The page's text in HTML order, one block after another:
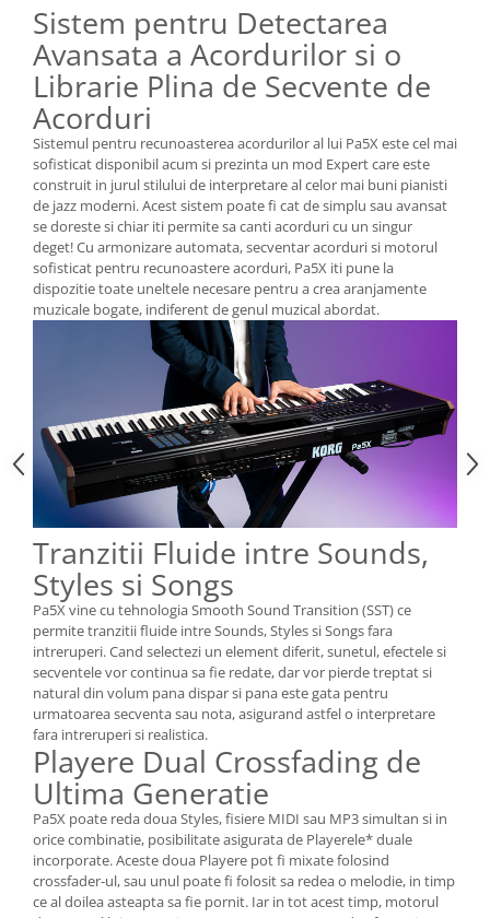
Sistem pentru Detectarea
Avansata a Acordurilor si o
Librarie Plina de Secvente de
Acorduri
Sistemul pentru recunoasterea acordurilor al lui Pa5X este cel mai
sofisticat disponibil acum si prezinta un mod Expert care este
construit in jurul stilului de interpretare al celor mai buni pianisti
de jazz moderni. Acest sistem poate fi cat de simplu sau avansat
se doreste si chiar iti permite sa canti acorduri cu un singur
deget! Cu armonizare automata, secventar acorduri si motorul
sofisticat pentru recunoastere acorduri, Pa5X iti pune la
dispozitie toate uneltele necesare pentru a crea aranjamente
muzicale bogate, indiferent de genul muzical abordat.
Tranzitii Fluide intre Sounds,
Styles si Songs
Pa5X vine cu tehnologia Smooth Sound Transition (SST) ce
permite tranzitii fluide intre Sounds, Styles si Songs fara
intreruperi. Cand selectezi un element diferit, sunetul, efectele si
secventele vor continua sa fie redate, dar vor pierde treptat si
natural din volum pana dispar si pana este gata pentru
urmatoarea secventa sau nota, asigurand astfel o interpretare
fara intreruperi si realistica.
Playere Dual Crossfading de
Ultima Generatie
Pa5X poate reda doua Styles, fisiere MIDI sau MP3 simultan si in
orice combinatie, posibilitate asigurata de Playerele* duale
incorporate. Aceste doua Playere pot fi mixate folosind
crossfader-ul, sau unul poate fi folosit sa redea o melodie, in timp
ce al doilea asteapta sa fie pornit. Iar in tot acest timp, motorul